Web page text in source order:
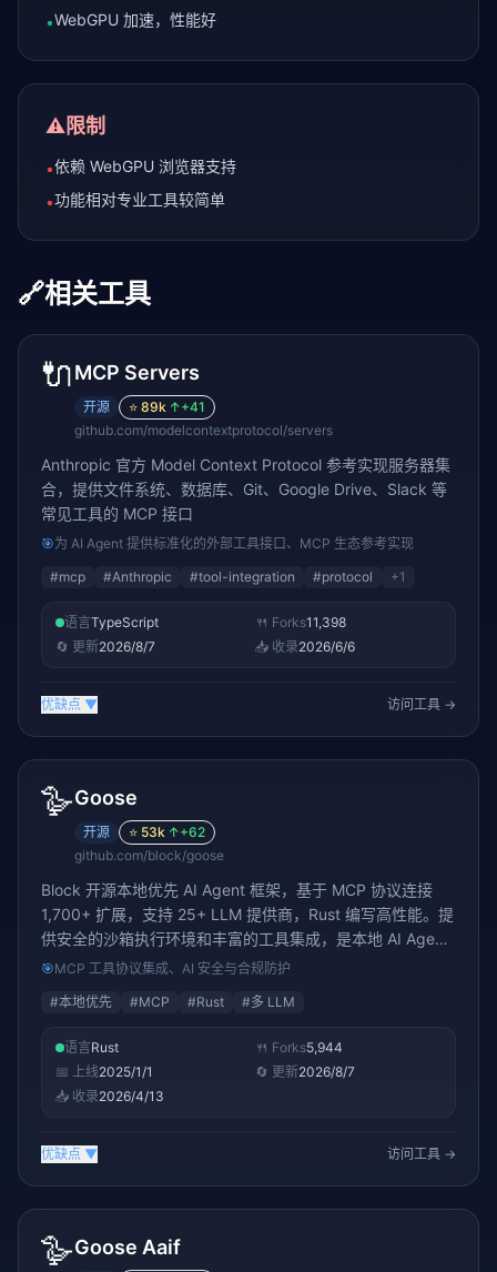
•WebGPU 加速，性能好
⚠️限制
•依赖 WebGPU 浏览器支持
•功能相对专业工具较简单
🔗相关工具
🔌MCP Servers
开源 ⭐ 89k ↑+41
github.com/modelcontextprotocol/servers
Anthropic 官方 Model Context Protocol 参考实现服务器集
合，提供文件系统、数据库、Git、Google Drive、Slack 等
常见工具的 MCP 接口
🎯为 AI Agent 提供标准化的外部工具接口、MCP 生态参考实现
#mcp #Anthropic #tool-integration #protocol +1
语言TypeScript 🍴 Forks11,398
🔄 更新2026/8/7 📥 收录2026/6/6
优缺点 ▼ 访问工具 →
🪿Goose
开源 ⭐ 53k ↑+62
github.com/block/goose
Block 开源本地优先 AI Agent 框架，基于 MCP 协议连接
1,700+ 扩展，支持 25+ LLM 提供商，Rust 编写高性能。提
供安全的沙箱执行环境和丰富的工具集成，是本地 AI Agent
开发的新选择
🎯MCP 工具协议集成、AI 安全与合规防护
#本地优先 #MCP #Rust #多 LLM
语言Rust 🍴 Forks5,944
📅 上线2025/1/1 🔄 更新2026/8/7
📥 收录2026/4/13
优缺点 ▼ 访问工具 →
🪿Goose Aaif